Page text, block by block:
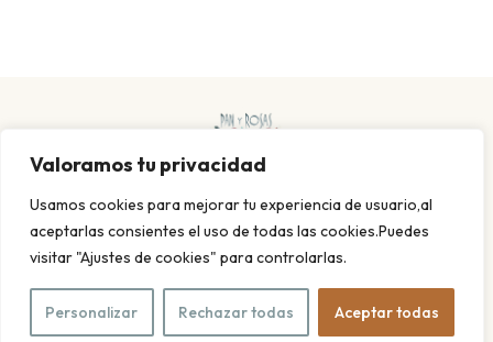
Valoramos tu privacidad
Usamos cookies para mejorar tu experiencia de usuario,al
aceptarlas consientes el uso de todas las cookies.Puedes
visitar "Ajustes de cookies" para controlarlas.
Personalizar Rechazar todas Aceptar todas
© 2026 Pan y rosas. Todos los derechos reservados. Diseño